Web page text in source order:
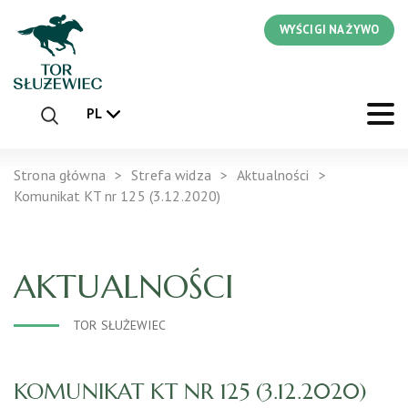
WYŚCIGI NA ŻYWO
PL
Strona główna Strefa widza
Aktualności
Komunikat KT nr 125 (3.12.2020)
AKTUALNOŚCI
TOR SŁUŻEWIEC
KOMUNIKAT KT NR 125 (3.12.2020)